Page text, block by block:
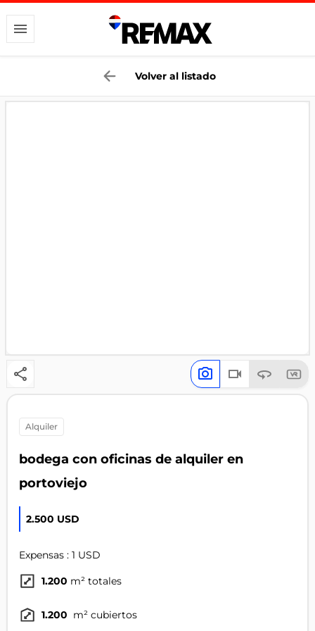
Volver al listado
alquiler
bodega con oficinas de alquiler en
portoviejo
2.500 USD
Expensas : 1 USD
1.200 m² totales
1.200 m² cubiertos